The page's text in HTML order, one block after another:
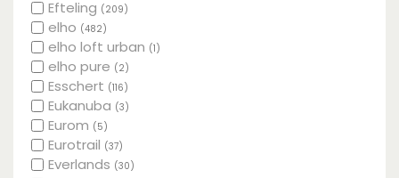
Efteling (209)
elho (482)
elho loft urban (1)
elho pure (2)
Esschert (116)
Eukanuba (3)
Eurom (5)
Eurotrail (37)
Everlands (30)